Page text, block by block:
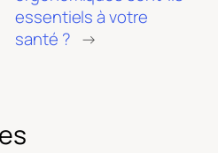
essentiels à votre
santé ? →